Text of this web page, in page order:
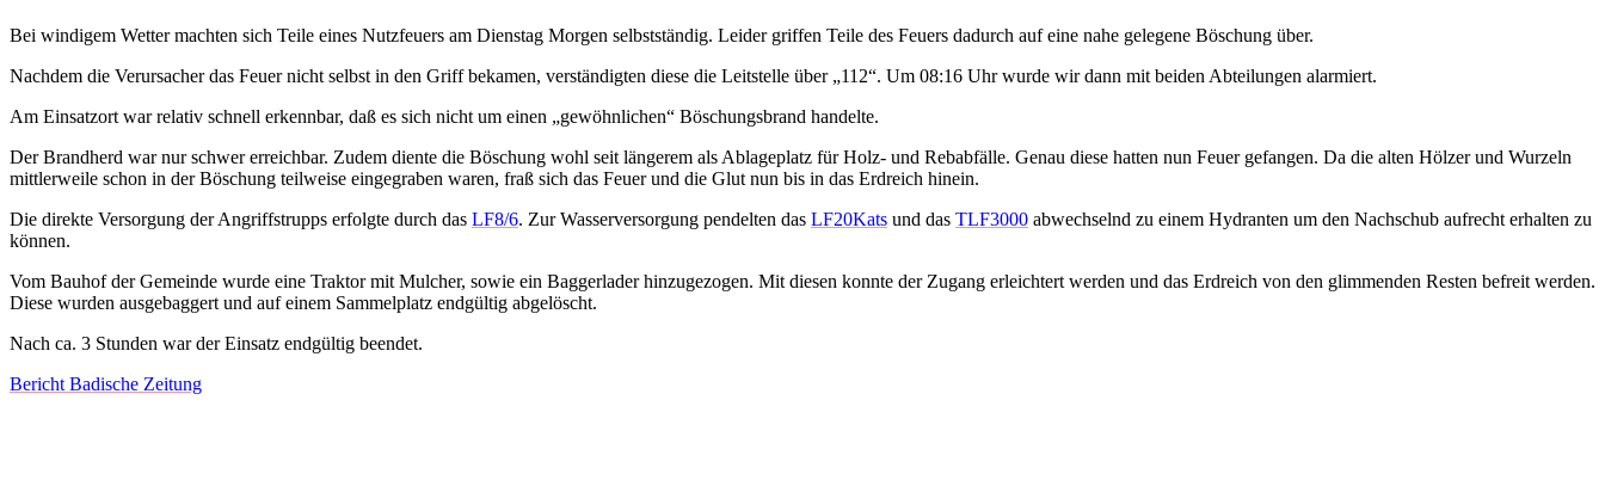
Bei windigem Wetter machten sich Teile eines Nutzfeuers am Dienstag Morgen selbstständig. Leider griffen Teile des Feuers dadurch auf eine nahe gelegene Böschung über.
Nachdem die Verursacher das Feuer nicht selbst in den Griff bekamen, verständigten diese die Leitstelle über „112“. Um 08:16 Uhr wurde wir dann mit beiden Abteilungen alarmiert.
Am Einsatzort war relativ schnell erkennbar, daß es sich nicht um einen „gewöhnlichen“ Böschungsbrand handelte.
Der Brandherd war nur schwer erreichbar. Zudem diente die Böschung wohl seit längerem als Ablageplatz für Holz- und Rebabfälle. Genau diese hatten nun Feuer gefangen. Da die alten Hölzer und Wurzeln
mittlerweile schon in der Böschung teilweise eingegraben waren, fraß sich das Feuer und die Glut nun bis in das Erdreich hinein.
Die direkte Versorgung der Angriffstrupps erfolgte durch das LF8/6. Zur Wasserversorgung pendelten das LF20Kats und das TLF3000 abwechselnd zu einem Hydranten um den Nachschub aufrecht erhalten zu
können.
Vom Bauhof der Gemeinde wurde eine Traktor mit Mulcher, sowie ein Baggerlader hinzugezogen. Mit diesen konnte der Zugang erleichtert werden und das Erdreich von den glimmenden Resten befreit werden.
Diese wurden ausgebaggert und auf einem Sammelplatz endgültig abgelöscht.
Nach ca. 3 Stunden war der Einsatz endgültig beendet.
Bericht Badische Zeitung